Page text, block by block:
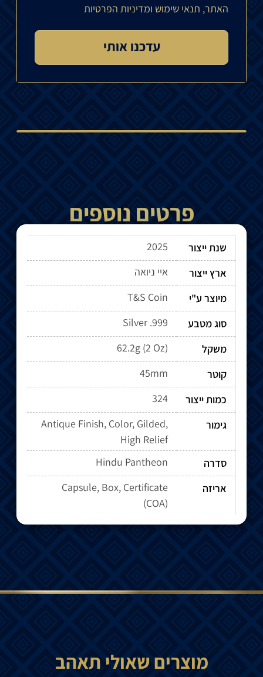
האתר, תנאי שימוש ומדיניות הפרטיות
פרטים נוספים
שנת ייצור
2025
ארץ ייצור
איי ניואה
מיוצר ע"י
T&S Coin
סוג מטבע
Silver .999
משקל
62.2g (2 Oz)
קוטר
45mm
כמות ייצור
324
גימור
Antique Finish, Color, Gilded,
High Relief
סדרה
Hindu Pantheon
אריזה
Capsule, Box, Certificate
(COA)
מוצרים שאולי תאהב